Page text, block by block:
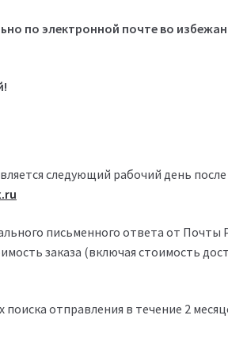
по электронной почте во
следующий рабочий день
письменного ответа от Почты
заказа (включая стоимость
отправления в течение 2